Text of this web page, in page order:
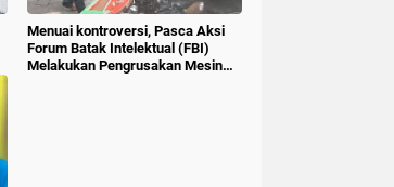
Menuai kontroversi, Pasca Aksi
Forum Batak Intelektual (FBI)
Melakukan Pengrusakan Mesin